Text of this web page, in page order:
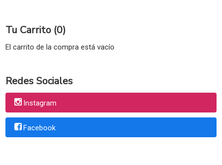
Tu Carrito (0)
El carrito de la compra está vacío
Redes Sociales
Instagram
Facebook